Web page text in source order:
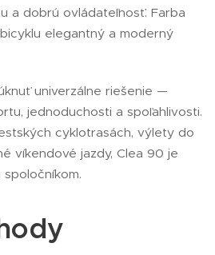
a dobrú ovládateľnosť. Farba
elegantný a moderný
univerzálne riešenie —
jednoduchosti a spoľahlivosti.
cyklotrasách, výlety do
víkendové jazdy, Clea 90 je